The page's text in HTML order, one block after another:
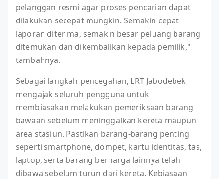
pelanggan resmi agar proses pencarian dapat
dilakukan secepat mungkin. Semakin cepat
laporan diterima, semakin besar peluang barang
ditemukan dan dikembalikan kepada pemilik,"
tambahnya.
Sebagai langkah pencegahan, LRT Jabodebek
mengajak seluruh pengguna untuk
membiasakan melakukan pemeriksaan barang
bawaan sebelum meninggalkan kereta maupun
area stasiun. Pastikan barang-barang penting
seperti smartphone, dompet, kartu identitas, tas,
laptop, serta barang berharga lainnya telah
dibawa sebelum turun dari kereta. Kebiasaan